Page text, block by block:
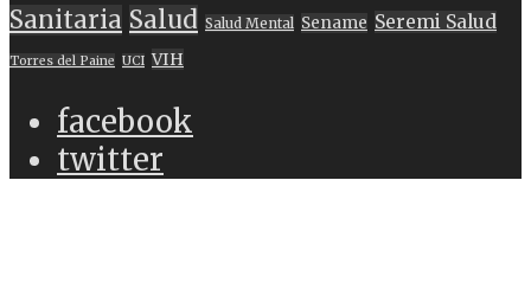
Sanitaria Salud Salud Mental Sename Seremi Salud
Torres del Paine UCI VIH
facebook
twitter